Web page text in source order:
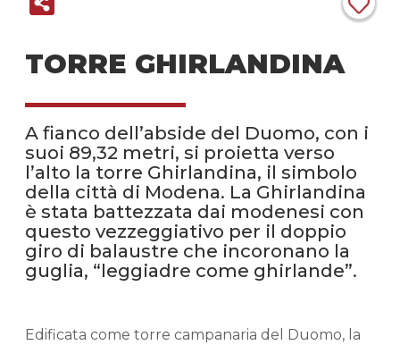
TORRE GHIRLANDINA
A fianco dell’abside del Duomo, con i
suoi 89,32 metri, si proietta verso
l’alto la torre Ghirlandina, il simbolo
della città di Modena. La Ghirlandina
è stata battezzata dai modenesi con
questo vezzeggiativo per il doppio
giro di balaustre che incoronano la
guglia, “leggiadre come ghirlande”.
Edificata come torre campanaria del Duomo, la